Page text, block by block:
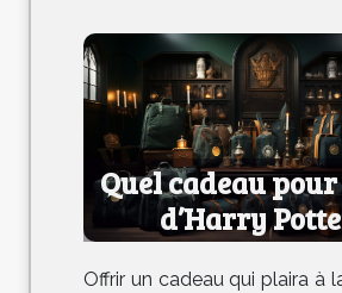
Quel cadeau
d’Harry
Offrir un cadeau qui plaira à